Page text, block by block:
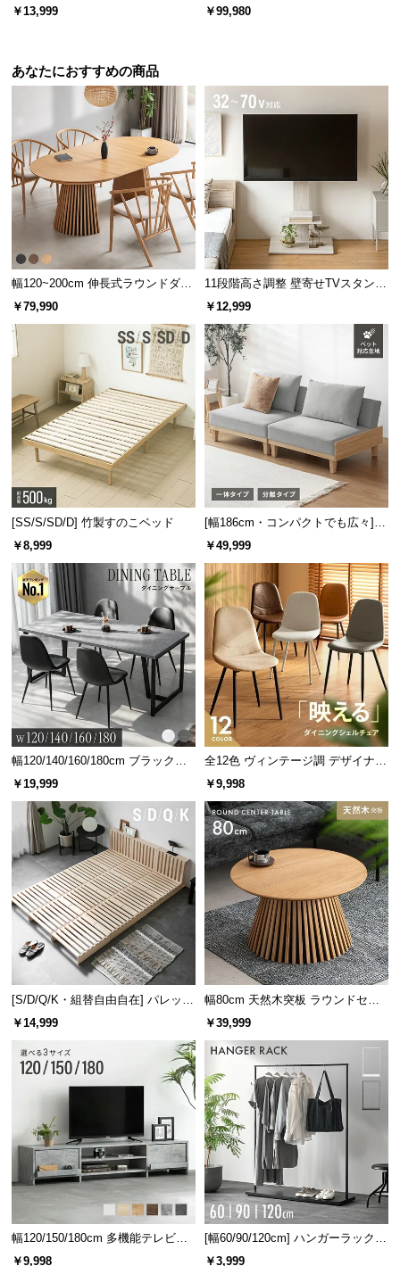
ニングソファ コンパクトタイプ
￥13,999 けソファ
￥99,980
あなたにおすすめの商品
幅120~200cm 伸長式ラウンドダイ
ニングテーブル 6人掛け 天然木突
￥79,990
11段階高さ調整 壁寄せTVスタンド
キャスター付き 上下左右角度調節
￥12,999
[SS/S/SD/D] 竹製すのこベッド
￥8,999
[幅186cm・コンパクトでも広々] 3
人掛けソファベッド リクライニン
グ 天然木フレーム 北欧
￥49,999
幅120/140/160/180cm ブラックフ
レーム ダイニング 大理石調 4人掛
￥19,999
全12色 ヴィンテージ調 デザイナー
ズシェルチェア
￥9,998
[S/D/Q/K・組替自由自在] パレット
ベッド 8/12/16枚セット
￥14,999
幅80cm 天然木突板 ラウンドセン
ターテーブル 美しい格子デザイン
￥39,999
幅120/150/180cm 多機能テレビボ
ード 木目/石目調 オープン収納・
￥9,998
[幅60/90/120cm] ハンガーラック
スチール 4段階高さ調節 サイドフ
￥3,999